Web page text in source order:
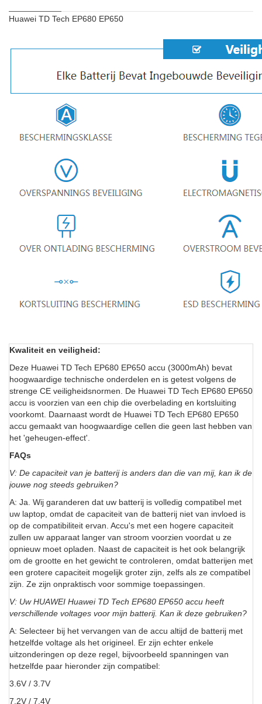
Huawei TD Tech EP680 EP650
Kwaliteit en veiligheid:
Deze Huawei TD Tech EP680 EP650 accu (3000mAh) bevat
hoogwaardige technische onderdelen en is getest volgens de
strenge CE veiligheidsnormen. De Huawei TD Tech EP680 EP650
accu is voorzien van een chip die overbelading en kortsluiting
voorkomt. Daarnaast wordt de Huawei TD Tech EP680 EP650
accu gemaakt van hoogwaardige cellen die geen last hebben van
het 'geheugen-effect'.
FAQs
V: De capaciteit van je batterij is anders dan die van mij, kan ik de
jouwe nog steeds gebruiken?
A: Ja. Wij garanderen dat uw batterij is volledig compatibel met
uw laptop, omdat de capaciteit van de batterij niet van invloed is
op de compatibiliteit ervan. Accu's met een hogere capaciteit
zullen uw apparaat langer van stroom voorzien voordat u ze
opnieuw moet opladen. Naast de capaciteit is het ook belangrijk
om de grootte en het gewicht te controleren, omdat batterijen met
een grotere capaciteit mogelijk groter zijn, zelfs als ze compatibel
zijn. Ze zijn onpraktisch voor sommige toepassingen.
V: Uw HUAWEI Huawei TD Tech EP680 EP650 accu heeft
verschillende voltages voor mijn batterij. Kan ik deze gebruiken?
A: Selecteer bij het vervangen van de accu altijd de batterij met
hetzelfde voltage als het origineel. Er zijn echter enkele
uitzonderingen op deze regel, bijvoorbeeld spanningen van
hetzelfde paar hieronder zijn compatibel:
3.6V / 3.7V
7.2V / 7.4V